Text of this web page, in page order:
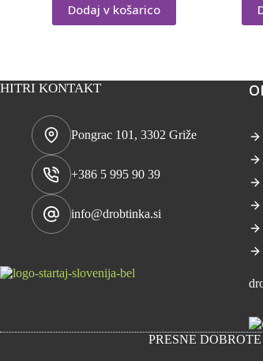
Dodaj v košarico
HITRI KONTAKT
Pongrac 101, 3302 Griže
+386 5 995 90 39
info@drobtinka.si
PRESNE DOBROTE